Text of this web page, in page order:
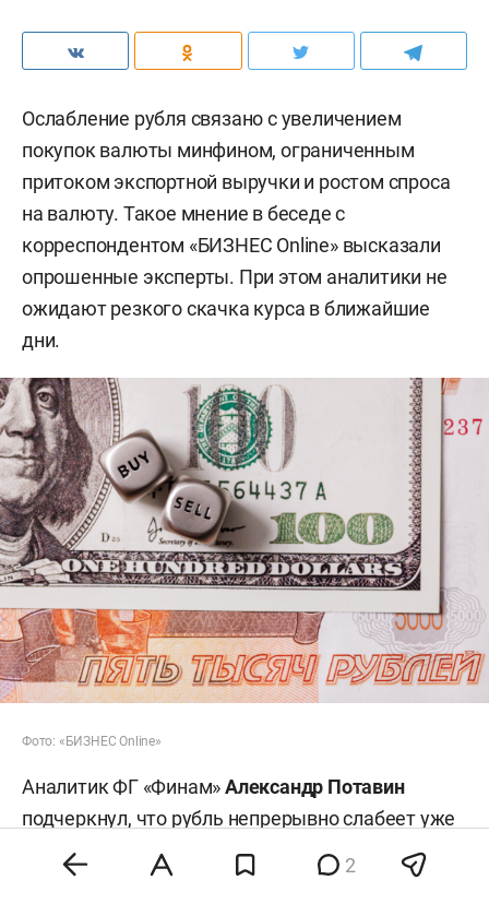
Ослабление рубля связано с увеличением
покупок валюты минфином, ограниченным
притоком экспортной выручки и ростом спроса
на валюту. Такое мнение в беседе с
корреспондентом «БИЗНЕС Online» высказали
опрошенные эксперты. При этом аналитики не
ожидают резкого скачка курса в ближайшие
дни.
Фото: «БИЗНЕС Online»
Аналитик ФГ «Финам»Александр Потавин
подчеркнул, что рубль непрерывно слабеет уже
две недели, а с начала июля пара USD/RUB
прибавила более 4%. «На этой неделе минфин
2